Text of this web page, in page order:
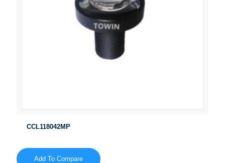
CCL118042MP
Add To Compare